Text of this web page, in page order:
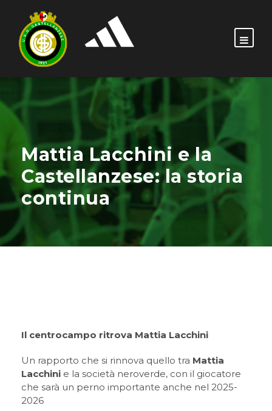
Mattia Lacchini e la
Castellanzese: la storia
continua
Il centrocampo ritrova Mattia Lacchini
Un rapporto che si rinnova quello tra Mattia
Lacchini e la società neroverde, con il giocatore
che sarà un perno importante anche nel 2025-
2026